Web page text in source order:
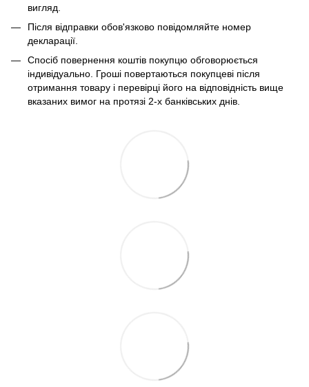
вигляд.
Після відправки обов'язково повідомляйте номер
декларації.
Спосіб повернення коштів покупцю обговорюється
індивідуально. Гроші повертаються покупцеві після
отримання товару і перевірці його на відповідність вище
вказаних вимог на протязі 2-х банківських днів.